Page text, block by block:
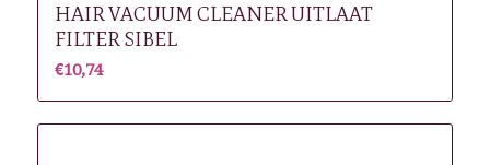
HAIR VACUUM CLEANER UITLAAT
FILTER SIBEL
€10,74